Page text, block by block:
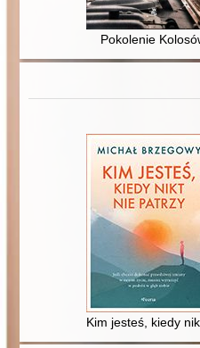
Pokolenie
Kim jesteś, kiedy